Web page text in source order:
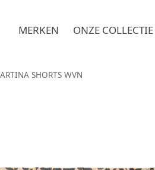
MERKEN ONZE COLLECTIE
SHORTS WVN